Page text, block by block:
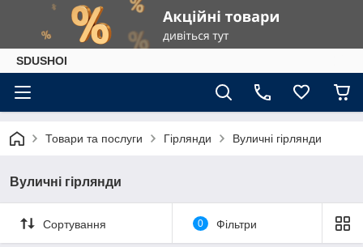
SDUSHOI
Товари та послуги Гірлянди Вуличні гірлянди
Вуличні гірлянди
Сортування 0 Фільтри